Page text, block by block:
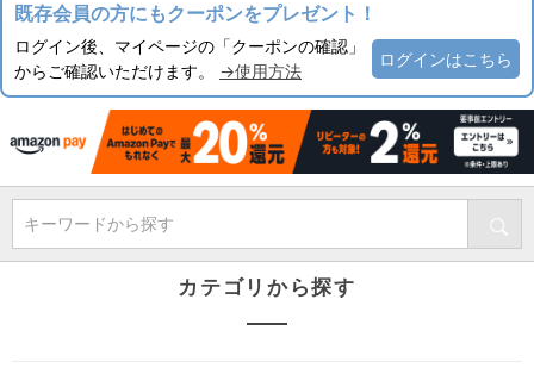
既存会員の方にもクーポンをプレゼント！
ログイン後、マイページの「クーポンの確認」
からご確認いただけます。 →使用方法
ログインはこちら
キーワードから探す
カテゴリから探す